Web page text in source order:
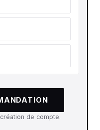
de compte.